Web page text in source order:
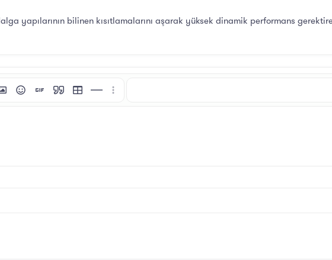
yapılarının bilinen kısıtlamalarını aşarak yüksek dinamik performans
ekleekle
İfadelerGIF ekle
Alıntı Tablo ekleYatay çizgi ekle
Daha fazla seçenek…